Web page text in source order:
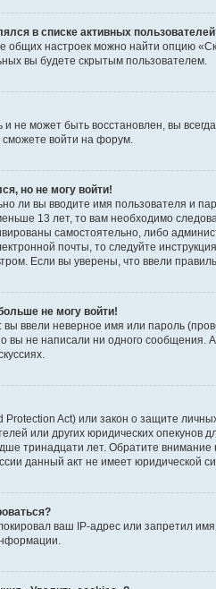
в списке активных
общих настроек можно найти опцию
вы будете скрытым пользователем.
не может быть восстановлен, вы
сможете войти на форум.
но не могу войти!
ли вы вводите имя пользователя и
13 лет, то вам необходимо
самостоятельно, либо
почты, то следуйте
Если вы уверены, что ввели
не могу войти!
ввели неверное имя или пароль
вы не написали ни одного сообщения.
Protection Act) или закон о защите
или других юридических опекунов
тринадцати лет. Обратите
данный акт не имеет юридической
ваш IP-адрес или запретил